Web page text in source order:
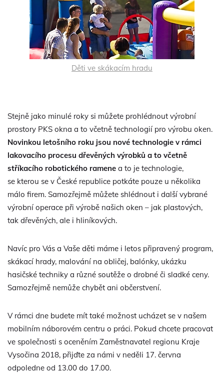
Děti ve skákacím hradu
Stejně jako minulé roky si můžete prohlédnout výrobní
prostory PKS okna a to včetně technologií pro výrobu oken.
Novinkou letošního roku jsou nové technologie v rámci
lakovacího procesu dřevěných výrobků a to včetně
stříkacího robotického ramene a to je technologie,
se kterou se v České republice potkáte pouze u několika
málo firem. Samozřejmě můžete shlédnout i další vybrané
výrobní operace při výrobě našich oken – jak plastových,
tak dřevěných, ale i hliníkových.
Navíc pro Vás a Vaše děti máme i letos připravený program,
skákací hrady, malování na obličej, balónky, ukázku
hasičské techniky a různé soutěže o drobné či sladké ceny.
Samozřejmě nemůže chybět ani občerstvení.
V rámci dne budete mít také možnost ucházet se v našem
mobilním náborovém centru o práci. Pokud chcete pracovat
ve společnosti s oceněním Zaměstnavatel regionu Kraje
Vysočina 2018, přijďte za námi v neděli 17. června
odpoledne od 13.00 do 17.00.